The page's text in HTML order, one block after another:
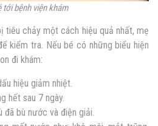
tới bệnh viện khám
chảy một cách hiệu quả nhất, mẹ
kiểm tra. Nếu bé có những biểu hiện
đi khám:
hiệu giảm nhiệt.
hết sau 7 ngày.
đã bù nước và điện giải.